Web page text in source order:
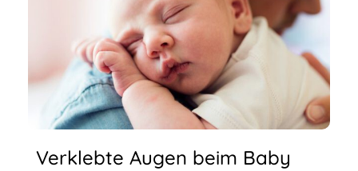
Verklebte Augen beim Baby